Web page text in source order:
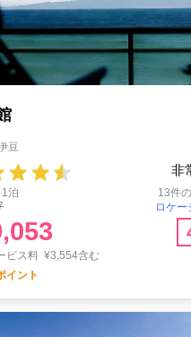
豆
非
泊
13件
ロケー
ビス料 ¥3,554含む
イント